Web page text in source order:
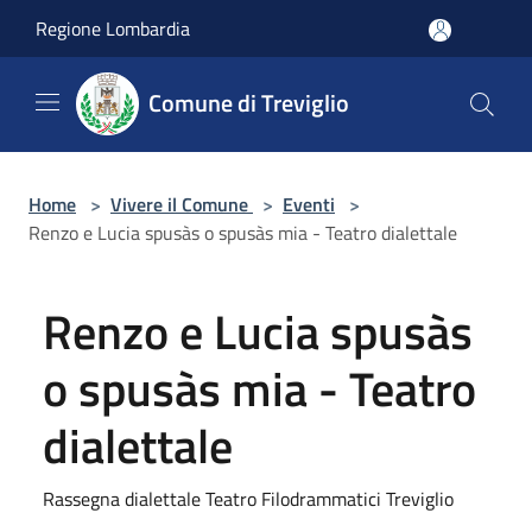
Regione Lombardia
Comune di Treviglio
Home > Vivere il Comune > Eventi >
Renzo e Lucia spusàs o spusàs mia - Teatro dialettale
Renzo e Lucia spusàs
o spusàs mia - Teatro
dialettale
Rassegna dialettale Teatro Filodrammatici Treviglio